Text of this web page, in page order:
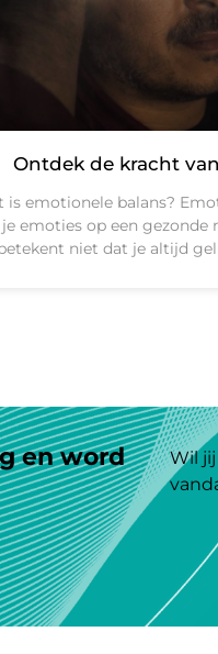
Ontdek de kracht
is emotionele balans?
emoties op een gezonde
niet dat je altijd
en word
Wil